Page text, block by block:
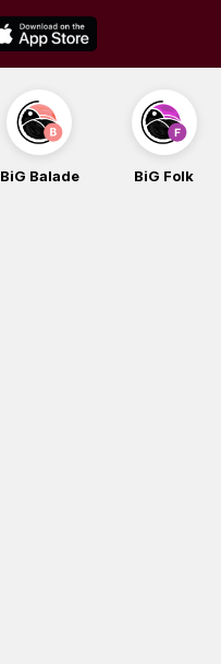
BiG Balade BiG Folk